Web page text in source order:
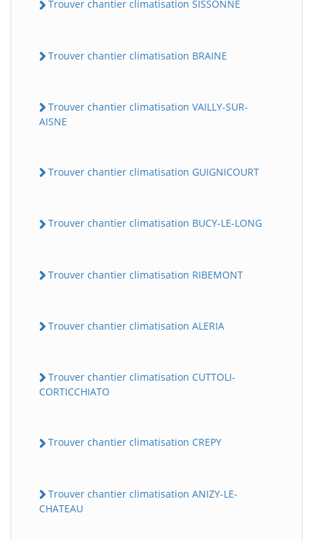
Trouver chantier climatisation SISSONNE
Trouver chantier climatisation BRAINE
Trouver chantier climatisation VAILLY-SUR-
AISNE
Trouver chantier climatisation GUIGNICOURT
Trouver chantier climatisation BUCY-LE-LONG
Trouver chantier climatisation RIBEMONT
Trouver chantier climatisation ALERIA
Trouver chantier climatisation CUTTOLI-
CORTICCHIATO
Trouver chantier climatisation CREPY
Trouver chantier climatisation ANIZY-LE-
CHATEAU